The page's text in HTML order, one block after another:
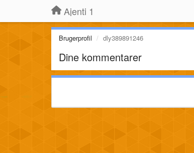
Ajenti 1
Brugerprofil dly389891246
Dine kommentarer